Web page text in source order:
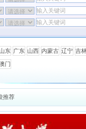
山东 广东 山西 内蒙古 辽宁 吉
门
推荐